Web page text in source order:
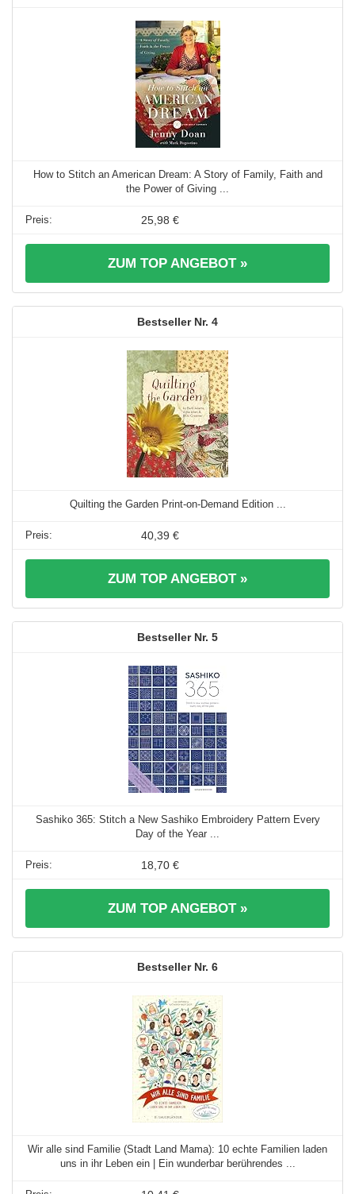
How to Stitch an American Dream: A Story of Family, Faith and
the Power of Giving ...
25,98 €
ZUM TOP ANGEBOT »
4
Quilting the Garden Print-on-Demand Edition ...
40,39 €
ZUM TOP ANGEBOT »
5
Sashiko 365: Stitch a New Sashiko Embroidery Pattern Every
Day of the Year ...
18,70 €
ZUM TOP ANGEBOT »
6
Wir alle sind Familie (Stadt Land Mama): 10 echte Familien laden
uns in ihr Leben ein | Ein wunderbar berührendes ...